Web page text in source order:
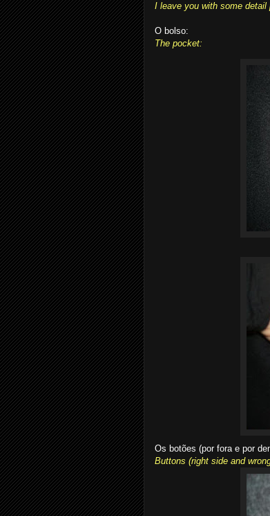
I leave you with some detail
O bolso:
The pocket:
Os botões (por fora e por
Buttons (right side and